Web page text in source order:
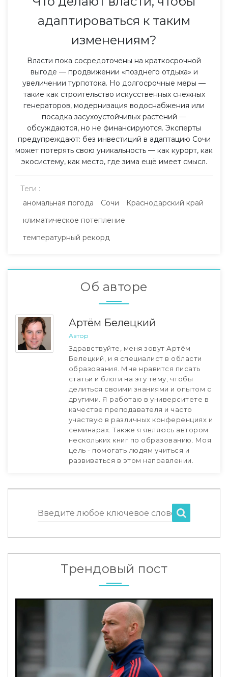
адаптироваться к таким
изменениям?
Власти пока сосредоточены на краткосрочной
выгоде — продвижении «позднего отдыха» и
увеличении турпотока. Но долгосрочные меры —
такие как строительство искусственных снежных
генераторов, модернизация водоснабжения или
посадка засухоустойчивых растений —
обсуждаются, но не финансируются. Эксперты
предупреждают: без инвестиций в адаптацию Сочи
может потерять свою уникальность — как курорт, как
экосистему, как место, где зима ещё имеет смысл.
Теги :
аномальная погода
Сочи
Краснодарский край
климатическое потепление
температурный рекорд
Об авторе
Артём Белецкий
Автор
Здравствуйте, меня зовут Артём
Белецкий, и я специалист в области
образования. Мне нравится писать
статьи и блоги на эту тему, чтобы
делиться своими знаниями и опытом с
другими. Я работаю в университете в
качестве преподавателя и часто
участвую в различных конференциях и
семинарах. Также я являюсь автором
нескольких книг по образованию. Моя
цель - помогать людям учиться и
развиваться в этом направлении.
Введите любое ключевое слово
Трендовый пост